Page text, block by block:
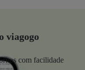
viagogo
com facilidade